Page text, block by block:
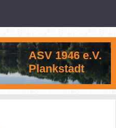
ASV 1946 e.V.
Plankstadt